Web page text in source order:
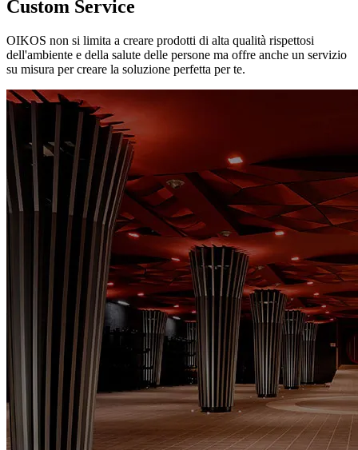
Custom Service
OIKOS non si limita a creare prodotti di alta qualità rispettosi
dell'ambiente e della salute delle persone ma offre anche un servizio
su misura per creare la soluzione perfetta per te.